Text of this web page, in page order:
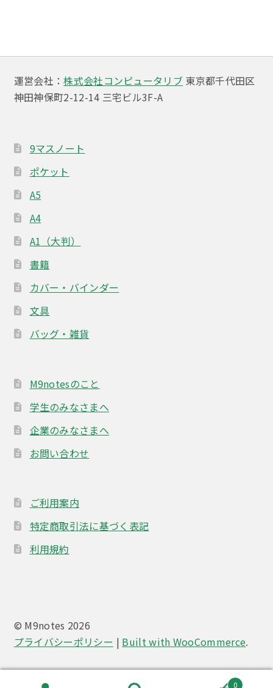
ー
シ
ン
運営会社：株式会社コンピュータリブ 東京都千代田区
神田神保町2-12-14 三宅ビル3F-A
9マスノート
ポケット
A5
A4
A1（大判）
書籍
カバー・バインダー
文具
バッグ・雑貨
M9notesのこと
学生のみなさまへ
企業のみなさまへ
お問い合わせ
ご利用案内
特定商取引法に基づく表記
利用規約
© M9notes 2026
プライバシーポリシー
Built with WooCommerce.
0